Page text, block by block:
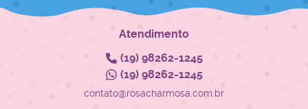
Atendimento
(19)98262-1245
(19)98262-1245
contato@rosacharmosa.com.br